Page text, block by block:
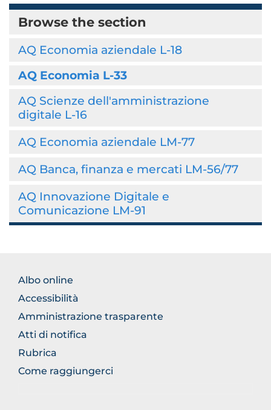
Browse the section
AQ Economia aziendale L-18
AQ Economia L-33
AQ Scienze dell'amministrazione
digitale L-16
AQ Economia aziendale LM-77
AQ Banca, finanza e mercati LM-56/77
AQ Innovazione Digitale e
Comunicazione LM-91
BROWSE
THE
SECTION
Albo online
Accessibilità
Amministrazione trasparente
Atti di notifica
Rubrica
Come raggiungerci